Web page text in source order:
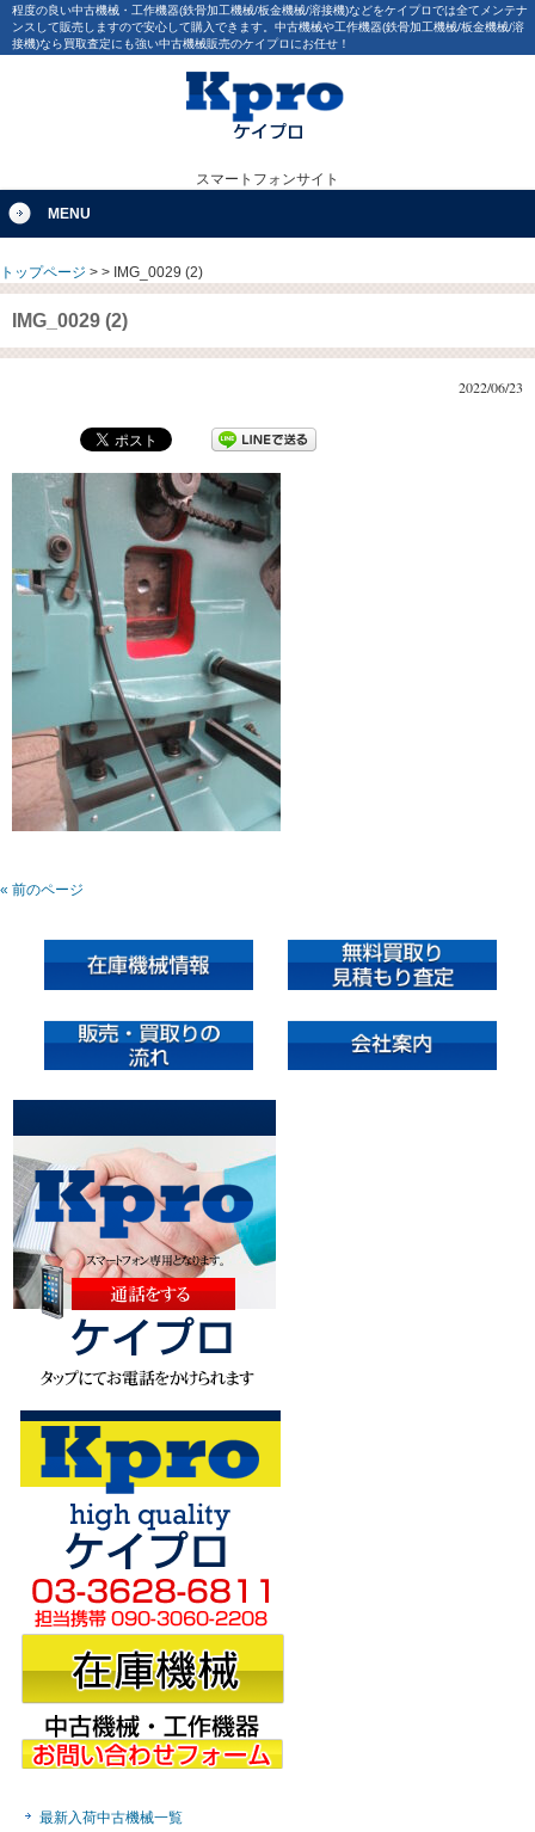
程度の良い中古機械・工作機器(鉄骨加工機械/板金機械/溶接機)などをケイプロでは全てメンテナ
ンスして販売しますので安心して購入できます。中古機械や工作機器(鉄骨加工機械/板金機械/溶
接機)なら買取査定にも強い中古機械販売のケイプロにお任せ！
スマートフォンサイト
MENU
トップページ > > IMG_0029 (2)
IMG_0029 (2)
2022/06/23
« 前のページ
最新入荷中古機械一覧